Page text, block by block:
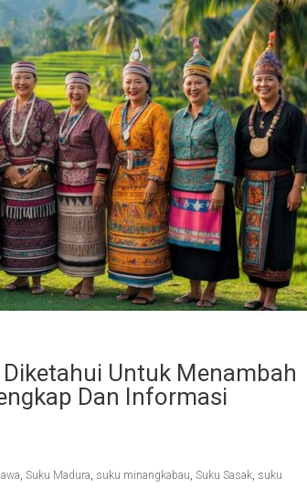
Untuk Menambah
Dan Informasi
, Suku Madura, suku minangkabau, Suku Sasak, suku